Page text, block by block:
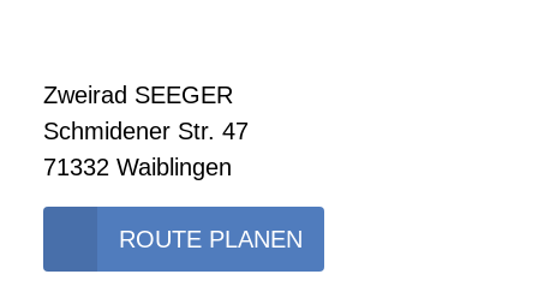
Zweirad SEEGER
Schmidener Str. 47
71332 Waiblingen
ROUTE PLANEN